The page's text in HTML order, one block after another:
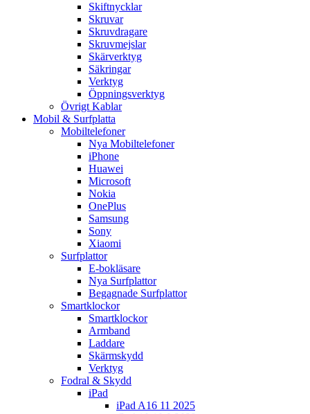
Skiftnycklar
Skruvar
Skruvdragare
Skruvmejslar
Skärverktyg
Säkringar
Verktyg
Öppningsverktyg
Övrigt Kablar
Mobil & Surfplatta
Mobiltelefoner
Nya Mobiltelefoner
iPhone
Huawei
Microsoft
Nokia
OnePlus
Samsung
Sony
Xiaomi
Surfplattor
E-bokläsare
Nya Surfplattor
Begagnade Surfplattor
Smartklockor
Smartklockor
Armband
Laddare
Skärmskydd
Verktyg
Fodral & Skydd
iPad
iPad A16 11 2025